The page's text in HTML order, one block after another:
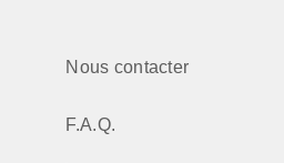
Nous contacter
F.A.Q.